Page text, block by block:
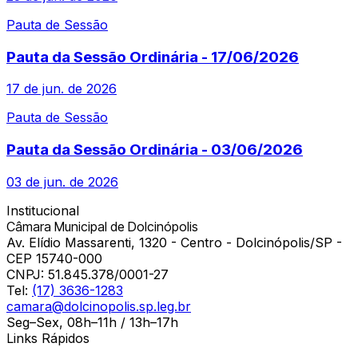
Pauta de Sessão
Pauta da Sessão Ordinária - 17/06/2026
17 de jun. de 2026
Pauta de Sessão
Pauta da Sessão Ordinária - 03/06/2026
03 de jun. de 2026
Institucional
Câmara Municipal de Dolcinópolis
Av. Elídio Massarenti, 1320 - Centro - Dolcinópolis/SP -
CEP 15740-000
CNPJ: 51.845.378/0001-27
Tel: (17) 3636-1283
camara@dolcinopolis.sp.leg.br
Seg–Sex, 08h–11h / 13h–17h
Links Rápidos